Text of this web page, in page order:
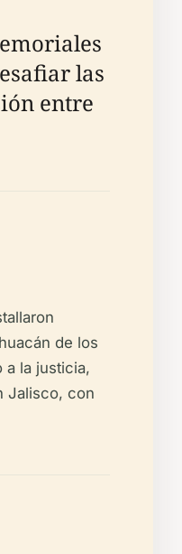
las
entre
de los
a la justicia,
Jalisco, con